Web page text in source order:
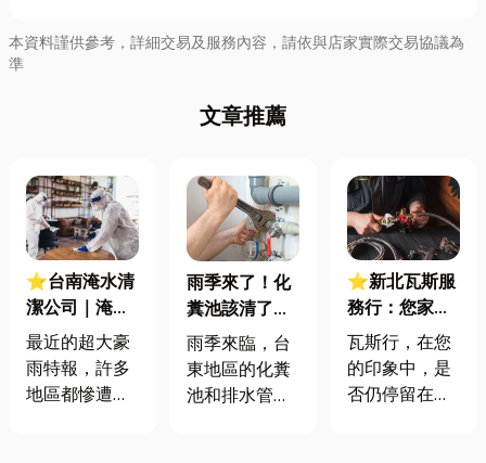
本資料謹供參考，詳細交易及服務內容，請依與店家實際交易協議為
準
文章推薦
⭐台南淹水清
潔公司｜淹水
災後免煩惱！
台南清潔公司
推薦，讓家園
最近的超大豪
雨特報，許多
地區都慘遭淹
雨季來了！化
糞池該清了
嗎？台東抽水
肥、通馬桶服
務這裡找
雨季來臨，台
東地區的化糞
池和排水管堵
⭐新北瓦斯服
務行：您家的
安全與便利，
瓦斯行一手包
辦！
瓦斯行，在您
的印象中，是
否仍停留在單